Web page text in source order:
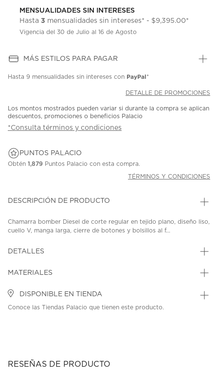
MENSUALIDADES SIN INTERESES
Hasta 3 mensualidades sin intereses* - $9,395.00*
Vigencia del 30 de Julio al 16 de Agosto
MÁS ESTILOS PARA PAGAR
Hasta 9 mensualidades sin intereses con PayPal*
DETALLE DE PROMOCIONES
Los montos mostrados pueden variar si durante la compra se aplican
descuentos, promociones o beneficios Palacio
*Consulta términos y condiciones
PUNTOS PALACIO
Obtén 1,879 Puntos Palacio con esta compra.
TÉRMINOS Y CONDICIONES
DESCRIPCIÓN DE PRODUCTO
Chamarra bomber Diesel de corte regular en tejido plano, diseño liso,
cuello V, manga larga, cierre de botones y bolsillos al f...
DETALLES
MATERIALES
DISPONIBLE EN TIENDA
Conoce las Tiendas Palacio que tienen este producto.
RESEÑAS DE PRODUCTO